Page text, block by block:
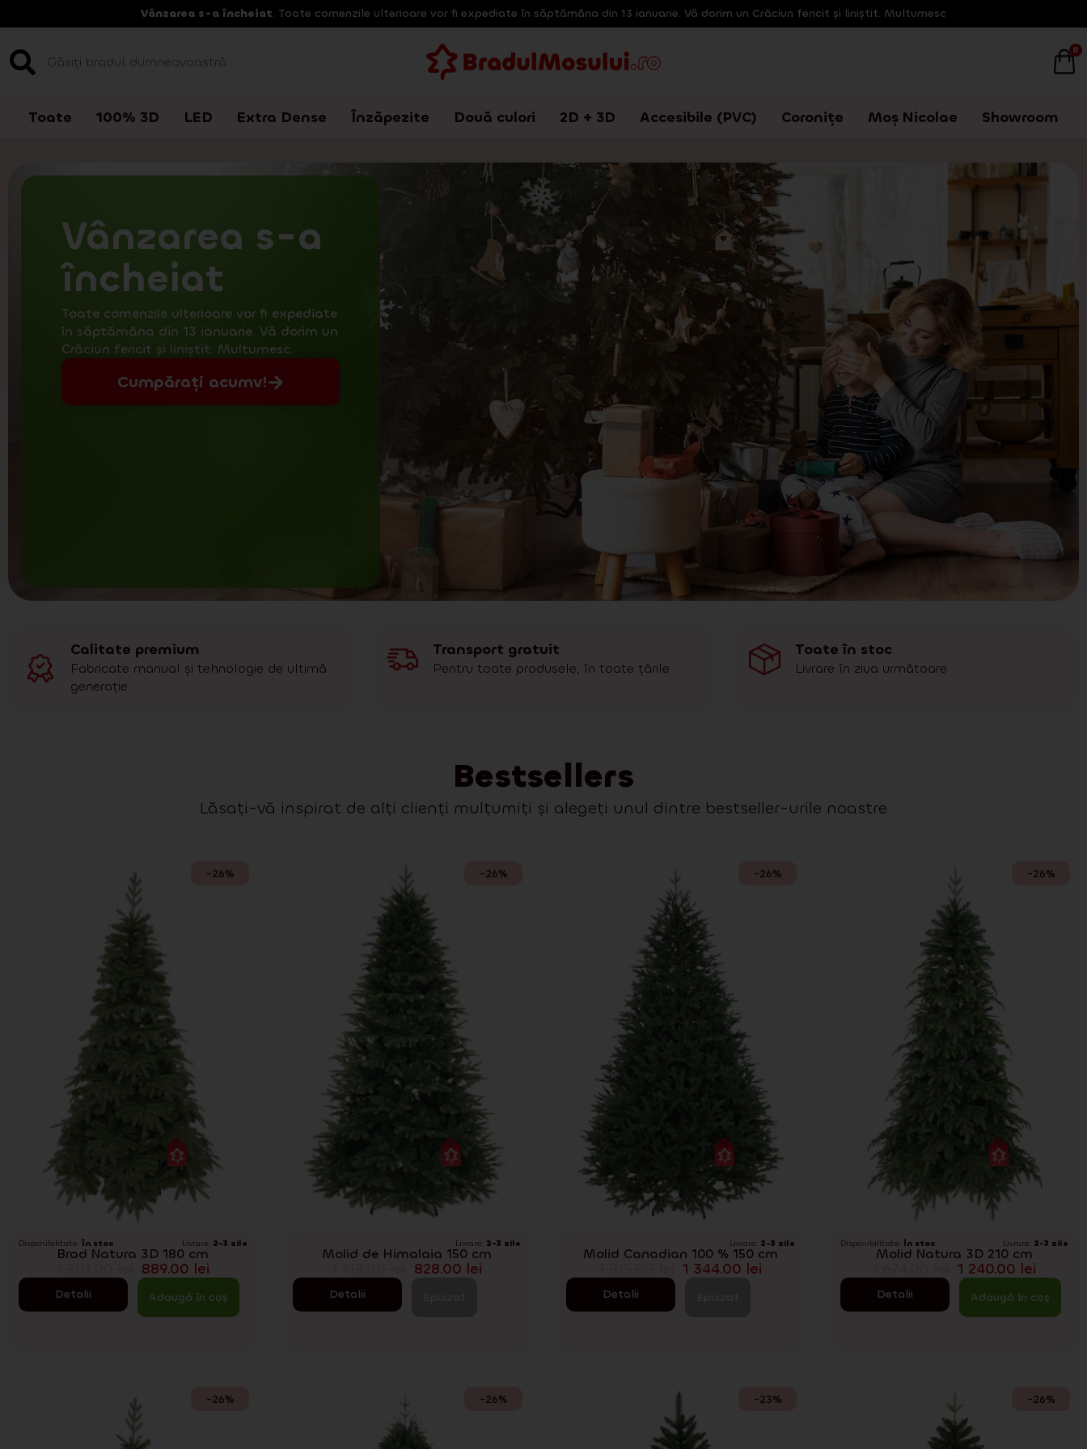
Vânzarea s-a încheiat. Toate comenzile ulterioare vor fi expediate în săptămâna din 13 ianuarie. Vă dorim un Crăciun fericit și liniștit. Multumesc
0
Toate 100% 3D LED Extra Dense Înzăpezite Două culori 2D + 3D Accesibile (PVC) Coronițe Moș Nicolae Showroom
Vânzarea s-a
încheiat
Toate comenzile ulterioare vor fi expediate
în săptămâna din 13 ianuarie. Vă dorim un
Crăciun fericit și liniștit. Multumesc.
Cumpărați acumv!
Calitate premium
Fabricate manual și tehnologie de ultimă
generație
Transport gratuit
Pentru toate produsele, în toate țările
Toate în stoc
Livrare în ziua următoare
Bestsellers
Lăsați-vă inspirat de alți clienți mulțumiți și alegeți unul dintre bestseller-urile noastre
-26%
Disponibilitate: În stoc Livrare: 2-3 zile
Brad Natura 3D 180 cm
889.00 lei
Detalii Adaugă în coș
-26%
Livrare: 2-3 zile
Molid de Himalaia 150 cm
828.00 lei
Detalii
-26%
Livrare: 2-3 zile
Molid Canadian 100 % 150 cm
1 344.00 lei
Detalii
-26%
Disponibilitate: În stoc Livrare: 2-3 zile
Molid Natura 3D 210 cm
1 240.00 lei
Detalii Adaugă în coș
-26% -26% -23% -26%